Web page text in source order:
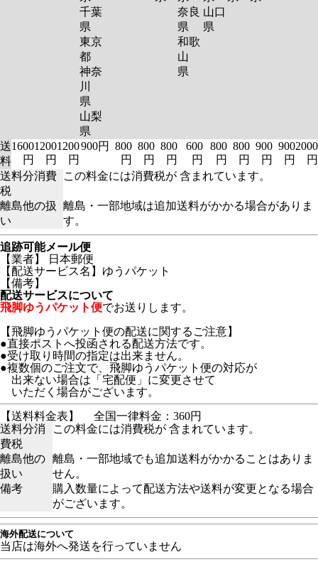
千葉
県
東京
都
神奈
川
県
山梨
県
奈良
県
和歌
山
県
山口
県
送
料
1600
円
1200
円
1200
円
900円
800
円
800
円
800
円
600
円
800
円
800
円
900
円
900
円
2000
円
送料分消費
税
この料金には消費税が 含まれています。
離島他の扱
い
離島・一部地域は追加送料がかかる場合がありま
す。
追跡可能メール便
【業者】 日本郵便
【配送サービス名】ゆうパケット
【備考】
配送サービスについて
飛脚ゆうパケット便でお送りします。
【飛脚ゆうパケット便の配送に関するご注意】
●直接ポストへ投函される配送方法です。
●受け取り時間の指定は出来ません。
●複数個のご注文で、飛脚ゆうパケット便の対応が
出来ない場合は「宅配便」に変更させて
いただく場合がございます。
【送料料金表】
全国一律料金：360円
送料分消
費税
この料金には消費税が 含まれています。
離島他の
扱い
離島・一部地域でも追加送料がかかることはありま
せん。
備考
購入数量によって配送方法や送料が変更となる場合
がございます。
海外配送について
当店は海外へ発送を行っていません